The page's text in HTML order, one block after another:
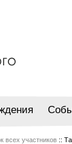
всех участников ::